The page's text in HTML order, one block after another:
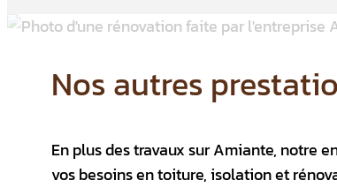
Nos autres
En plus des travaux sur Amiante, notre
vos besoins en toiture, isolation et